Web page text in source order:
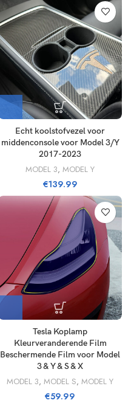
Echt koolstofvezel voor
middenconsole voor Model 3/Y
2017-2023
MODEL 3, MODEL Y
€139.99
Tesla Koplamp
Kleurveranderende Film
Beschermende Film voor Model
3 & Y & S & X
MODEL 3, MODEL S, MODEL Y
€59.99